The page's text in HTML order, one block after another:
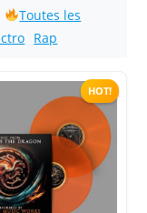
Toutes les
Rap
HOT!